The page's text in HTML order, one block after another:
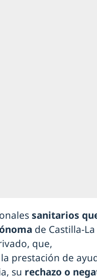
sanitarios
de Castilla-La
que,
prestación de
su rechazo o